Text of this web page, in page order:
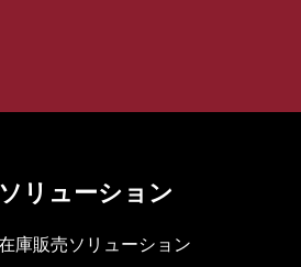
ソリューション
庫販売ソリューション